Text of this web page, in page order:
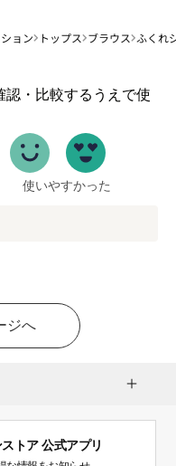
ョン トップス ブラウス ふくれ
認・比較するうえで使
使いやすかった
ジへ
トア 公式アプリ